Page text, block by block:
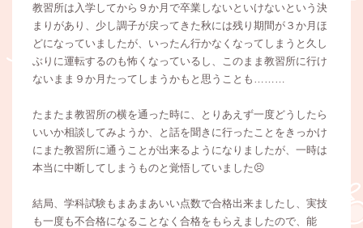
教習所は入学してから９か月で卒業しないといけないという決
まりがあり、少し調子が戻ってきた秋には残り期間が３か月ほ
どになっていましたが、いったん行かなくなってしまうと久し
ぶりに運転するのも怖くなっているし、このまま教習所に行け
ないまま９か月たってしまうかもと思うことも………
たまたま教習所の横を通った時に、とりあえず一度どうしたら
いいか相談してみようか、と話を聞きに行ったことをきっかけ
にまた教習所に通うことが出来るようになりましたが、一時は
本当に中断してしまうものと覚悟していました😣
結局、学科試験もまあまあいい点数で合格出来ましたし、実技
も一度も不合格になることなく合格をもらえましたので、能